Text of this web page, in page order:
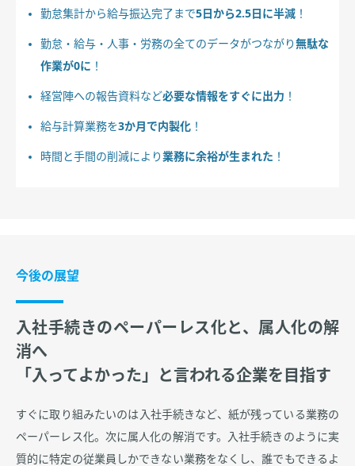
勤怠集計から給与振込完了まで5日から2.5日に半減 ！
勤怠・給与・人事・労務の全てのデータがつながり 無駄な
作業が0に ！
経営陣への報告資料など必要な情報をすぐに出力 ！
給与計算業務を3か月で内製化 ！
時間と手間の削減により 業務に余裕が生まれた ！
今後の展望
入社手続きのペーパーレス化と、属人化の解
消へ
「入ってよかった」と言われる企業を目指す
すぐに取り組みたいのは入社手続きなど、紙が残っている業務の
ペーパーレス化。次に属人化の解消です。入社手続きのように実
質的に特定の従業員しかできない業務をなくし、誰でもできるよ